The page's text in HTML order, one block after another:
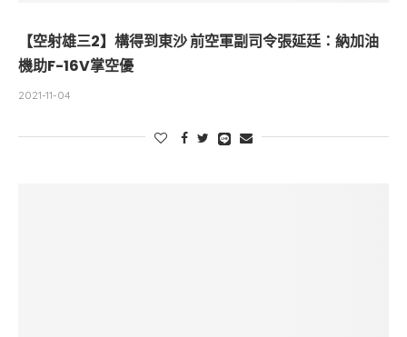
【空射雄三2】構得到東沙 前空軍副司令張延廷：納加油
機助F-16V掌空優
2021-11-04